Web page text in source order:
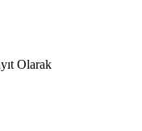
Olarak